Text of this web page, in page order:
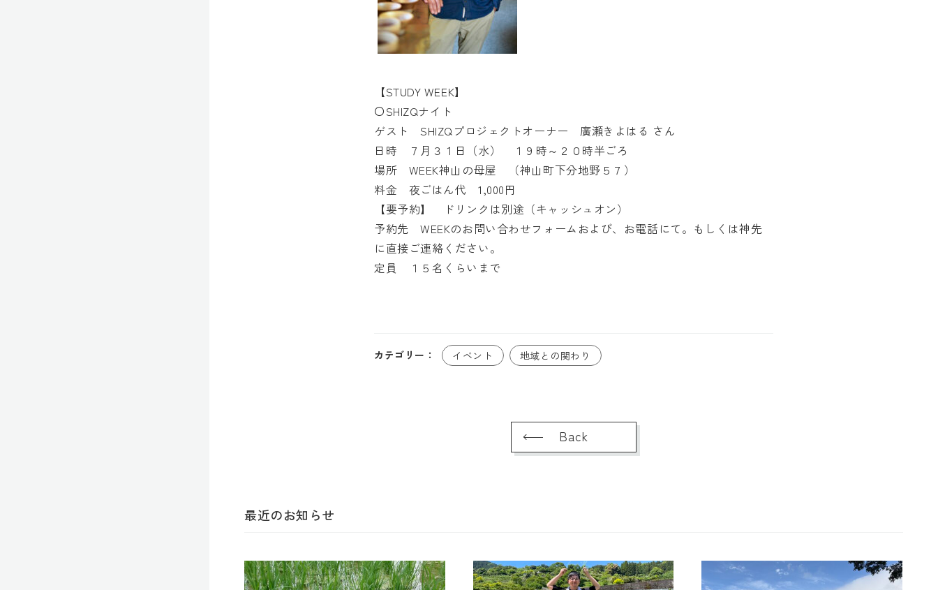
【STUDY WEEK】
〇SHIZQナイト
ゲスト SHIZQプロジェクトオーナー 廣瀬きよはる さん
日時 ７月３１日（水） １９時～２０時半ごろ
場所 WEEK神山の母屋 （神山町下分地野５７）
料金 夜ごはん代 1,000円
【要予約】 ドリンクは別途（キャッシュオン）
予約先 WEEKのお問い合わせフォームおよび、お電話にて。もしくは神先
に直接ご連絡ください。
定員 １５名くらいまで
カテゴリー： イベント 地域との関わり
Back
最近のお知らせ